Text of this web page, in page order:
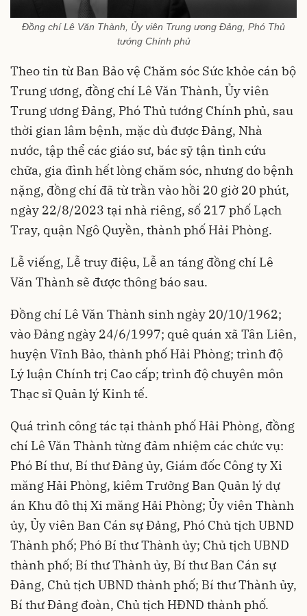
Đồng chí Lê Văn Thành, Ủy viên Trung ương Đảng, Phó Thủ
tướng Chính phủ
Theo tin từ Ban Bảo vệ Chăm sóc Sức khỏe cán bộ
Trung ương, đồng chí Lê Văn Thành, Ủy viên
Trung ương Đảng, Phó Thủ tướng Chính phủ, sau
thời gian lâm bệnh, mặc dù được Đảng, Nhà
nước, tập thể các giáo sư, bác sỹ tận tình cứu
chữa, gia đình hết lòng chăm sóc, nhưng do bệnh
nặng, đồng chí đã từ trần vào hồi 20 giờ 20 phút,
ngày 22/8/2023 tại nhà riêng, số 217 phố Lạch
Tray, quận Ngô Quyền, thành phố Hải Phòng.
Lễ viếng, Lễ truy điệu, Lễ an táng đồng chí Lê
Văn Thành sẽ được thông báo sau.
Đồng chí Lê Văn Thành sinh ngày 20/10/1962;
vào Đảng ngày 24/6/1997; quê quán xã Tân Liên,
huyện Vĩnh Bảo, thành phố Hải Phòng; trình độ
Lý luận Chính trị Cao cấp; trình độ chuyên môn
Thạc sĩ Quản lý Kinh tế.
Quá trình công tác tại thành phố Hải Phòng, đồng
chí Lê Văn Thành từng đảm nhiệm các chức vụ:
Phó Bí thư, Bí thư Đảng ủy, Giám đốc Công ty Xi
măng Hải Phòng, kiêm Trưởng Ban Quản lý dự
án Khu đô thị Xi măng Hải Phòng; Ủy viên Thành
ủy, Ủy viên Ban Cán sự Đảng, Phó Chủ tịch UBND
Thành phố; Phó Bí thư Thành ủy; Chủ tịch UBND
thành phố; Bí thư Thành ủy, Bí thư Ban Cán sự
Đảng, Chủ tịch UBND thành phố; Bí thư Thành ủy,
Bí thư Đảng đoàn, Chủ tịch HĐND thành phố.